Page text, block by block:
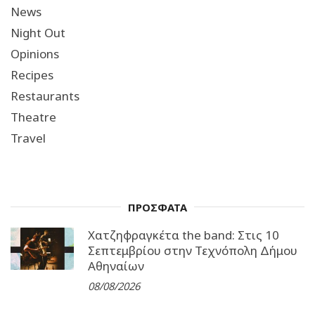
News
Night Out
Opinions
Recipes
Restaurants
Theatre
Travel
ΠΡΟΣΦΑΤΑ
Χατζηφραγκέτα the band: Στις 10
Σεπτεμβρίου στην Τεχνόπολη Δήμου
Αθηναίων
08/08/2026